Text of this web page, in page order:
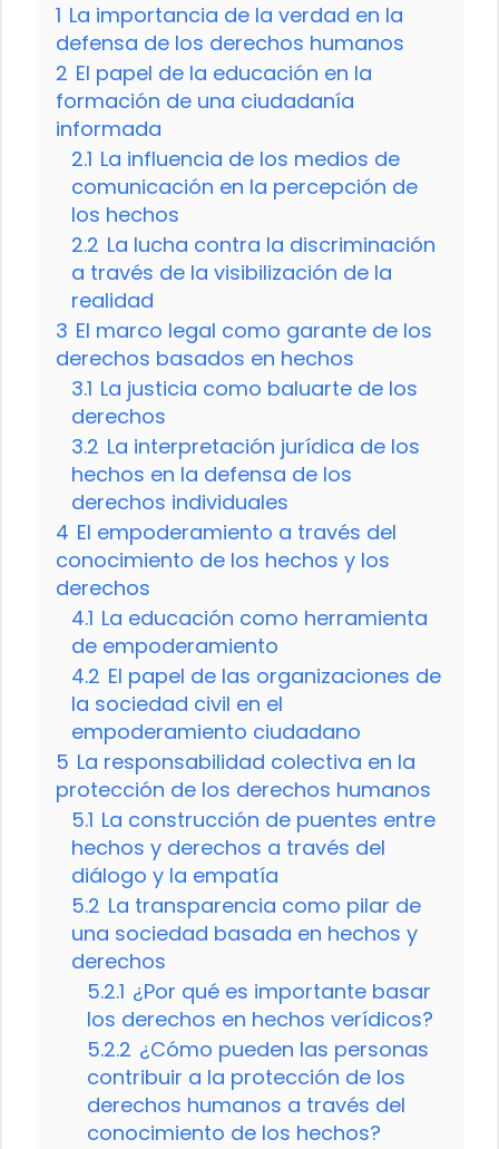
1 La importancia de la verdad en la
defensa de los derechos humanos
2 El papel de la educación en la
formación de una ciudadanía
informada
2.1 La influencia de los medios de
comunicación en la percepción de
los hechos
2.2 La lucha contra la discriminación
a través de la visibilización de la
realidad
3 El marco legal como garante de los
derechos basados en hechos
3.1 La justicia como baluarte de los
derechos
3.2 La interpretación jurídica de los
hechos en la defensa de los
derechos individuales
4 El empoderamiento a través del
conocimiento de los hechos y los
derechos
4.1 La educación como herramienta
de empoderamiento
4.2 El papel de las organizaciones de
la sociedad civil en el
empoderamiento ciudadano
5 La responsabilidad colectiva en la
protección de los derechos humanos
5.1 La construcción de puentes entre
hechos y derechos a través del
diálogo y la empatía
5.2 La transparencia como pilar de
una sociedad basada en hechos y
derechos
5.2.1 ¿Por qué es importante basar
los derechos en hechos verídicos?
5.2.2 ¿Cómo pueden las personas
contribuir a la protección de los
derechos humanos a través del
conocimiento de los hechos?